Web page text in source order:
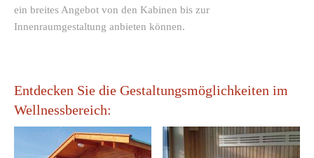
ein breites Angebot von den Kabinen bis zur
Innenraumgestaltung anbieten können.
Entdecken Sie die Gestaltungsmöglichkeiten im
Wellnessbereich: